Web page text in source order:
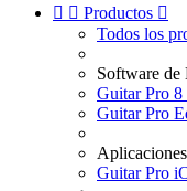
  Productos 
Todos los
Software de
Guitar Pro 8
Guitar Pro
Guitar Pro